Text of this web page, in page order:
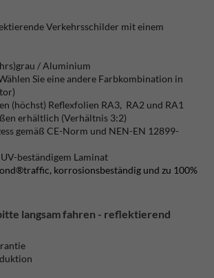
Verkehrsschilder mit einem
/ Aluminium
Sie eine andere Farbkombination in
(höchst) Reflexfolien RA3, RA2 und RA1
erhältlich (Verhältnis 3:2)
gemäß CE-Norm und NEN-EN 12899-
beständigem Laminat
korrosionsbeständig und zu 100%
langsam fahren - reflektierend